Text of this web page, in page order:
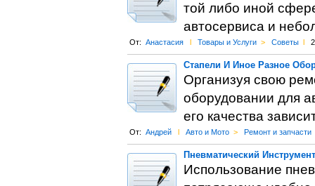
той либо иной
автосервиса и
От: Анастасия l Товары и Услуги > Советы l
Стапели И Иное Разное
Организуя свою
оборудовании для
его качества
От: Андрей l Авто и Мото > Ремонт и запчасти
Пневматический
Использование